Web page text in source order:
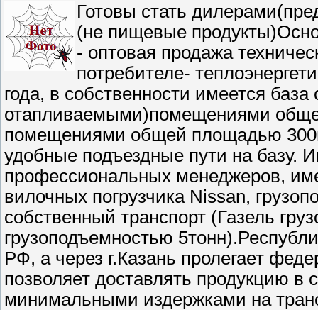
Готовы стать
(не пищевые
- оптовая продажа
потребителе-
года, в собственности имеется
отапливаемыми)помещениями
помещениями общей площадью
удобные подъездные пути на базу.
профессиональных менеджеров,
вилочных погрузчика Nissan,
собственный транспорт (Газель
грузоподъемностью
РФ, а через г.Казань пролегает
позволяет доставлять продукцию в
минимальными издержками на